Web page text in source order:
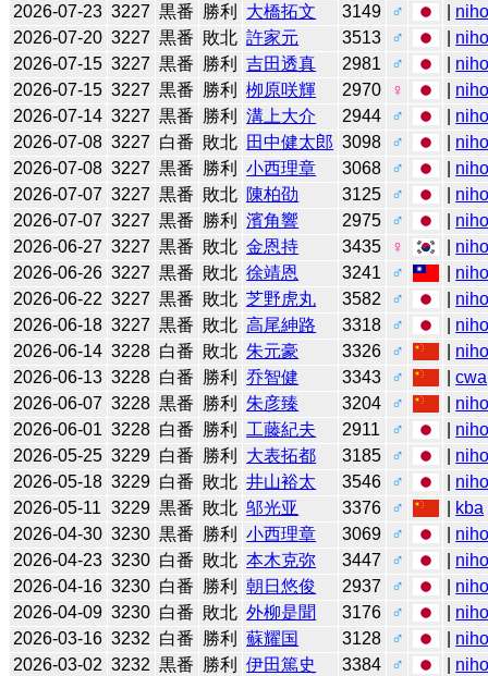
2026-07-23 3227 黒番 勝利 大橋拓文 3149 ♂
2026-07-20 3227 黒番 敗北 許家元 3513 ♂
2026-07-15 3227 黒番 勝利 吉田透真 2981 ♂
2026-07-15 3227 黒番 勝利 栁原咲輝 2970 ♀
2026-07-14 3227 黒番 勝利 溝上大介 2944 ♂
2026-07-08 3227 白番 敗北 田中健太郎 3098 ♂
2026-07-08 3227 黒番 勝利 小西理章 3068 ♂
2026-07-07 3227 黒番 敗北 陳柏劭 3125 ♂
2026-07-07 3227 黒番 勝利 濱角響 2975 ♂
2026-06-27 3227 黒番 敗北 金恩持 3435 ♀
2026-06-26 3227 黒番 敗北 徐靖恩 3241 ♂
2026-06-22 3227 黒番 敗北 芝野虎丸 3582 ♂
2026-06-18 3227 黒番 敗北 高尾紳路 3318 ♂
2026-06-14 3228 白番 敗北 朱元豪 3326 ♂
2026-06-13 3228 白番 勝利 乔智健 3343 ♂ |cwa
2026-06-07 3228 黒番 勝利 朱彦臻 3204 ♂
2026-06-01 3228 白番 勝利 工藤紀夫 2911 ♂
2026-05-25 3229 白番 勝利 大表拓都 3185 ♂
2026-05-18 3229 白番 敗北 井山裕太 3546 ♂
2026-05-11 3229 黒番 敗北 邬光亚 3376 ♂ kba
2026-04-30 3230 黒番 勝利 小西理章 3069 ♂
2026-04-23 3230 白番 敗北 本木克弥 3447 ♂
2026-04-16 3230 白番 勝利 朝日悠俊 2937 ♂
2026-04-09 3230 白番 敗北 外柳是聞 3176 ♂
2026-03-16 3232 白番 勝利 蘇耀国 3128 ♂
2026-03-02 3232 黒番 勝利 伊田篤史 3384 ♂